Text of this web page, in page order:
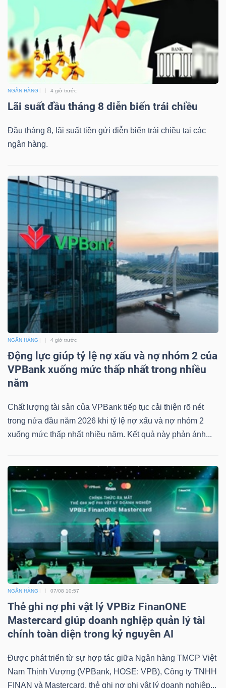
NGÂN HÀNG 4 giờ trước
Lãi suất đầu tháng 8 diễn biến trái chiều
Đầu tháng 8, lãi suất tiền gửi diễn biến trái chiều tại các
ngân hàng.
NGÂN HÀNG 4 giờ trước
Động lực giúp tỷ lệ nợ xấu và nợ nhóm 2 của
VPBank xuống mức thấp nhất trong nhiều
năm
Chất lượng tài sản của VPBank tiếp tục cải thiện rõ nét
trong nửa đầu năm 2026 khi tỷ lệ nợ xấu và nợ nhóm 2
xuống mức thấp nhất nhiều năm. Kết quả này phản ánh...
NGÂN HÀNG 07/08 10:57
Thẻ ghi nợ phi vật lý VPBiz FinanONE
Mastercard giúp doanh nghiệp quản lý tài
chính toàn diện trong kỷ nguyên AI
Được phát triển từ sự hợp tác giữa Ngân hàng TMCP Việt
Nam Thịnh Vượng (VPBank, HOSE: VPB), Công ty TNHH
FINAN và Mastercard, thẻ ghi nợ phi vật lý doanh nghiệp...
ngữ
(-)
Dịch
vụ
(-)
Đào
tạo
Sách
chính
Công
cụ
tư
Truyền
tài
Dữ
chính